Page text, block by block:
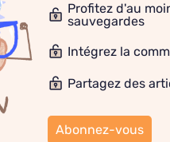
Profitez d'au
sauvegardes
Intégrez la
Partagez des
Abonnez-vous